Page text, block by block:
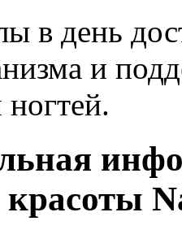
в день
и